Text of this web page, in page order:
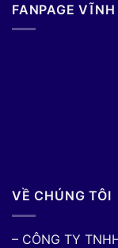
FANPAGE
VỀ CHÚNG TÔI
– CÔNG TY